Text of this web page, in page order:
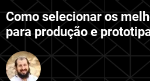
Como selecionar os
para produção e